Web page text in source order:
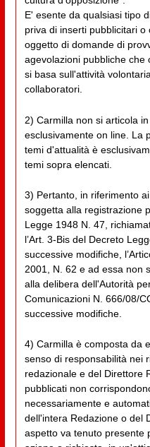
E' esente da qualsiasi tipo
priva di inserti pubblicitari
oggetto di domande di
agevolazioni pubbliche che
si basa sull'attività
collaboratori.
2) Carmilla non si articola
esclusivamente on line. La
temi d'attualità è
temi sopra elencati.
3) Pertanto, in riferimento
soggetta alla registrazione
Legge 1948 N. 47,
l’Art. 3-Bis del Decreto
successive modifiche,
2001, N. 62 e ad essa non
alla delibera dell'Autorità
Comunicazioni N. 666/08/
successive modifiche.
4) Carmilla è composta da
senso di responsabilità nei
redazionale e del Direttore
pubblicati non
necessariamente e
dell'intera Redazione o del
aspetto va tenuto presente